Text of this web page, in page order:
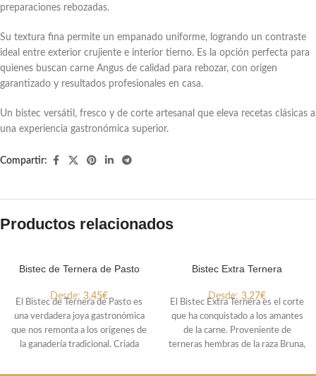
preparaciones rebozadas.
Su textura fina permite un empanado uniforme, logrando un contraste
ideal entre exterior crujiente e interior tierno. Es la opción perfecta para
quienes buscan carne Angus de calidad para rebozar, con origen
garantizado y resultados profesionales en casa.
Un bistec versátil, fresco y de corte artesanal que eleva recetas clásicas a
una experiencia gastronómica superior.
Compartir:
Productos relacionados
Bistec de Ternera de Pasto
Desde: 3,45€
El Bistec de Ternera de Pasto es
una verdadera joya gastronómica
que nos remonta a los orígenes de
la ganadería tradicional. Criada
ternera se nutre de la rica y
Bistec Extra Ternera
Desde: 3,27€
El Bistec Extra Ternera es el corte
que ha conquistado a los amantes
de la carne. Proveniente de
terneras hembras de la raza Bruna,
pastoreando libremente en las